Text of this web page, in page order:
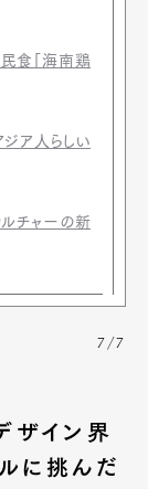
食「海南鶏
ア人らしい
チャーの新
7/7
ザイン界
に挑んだ